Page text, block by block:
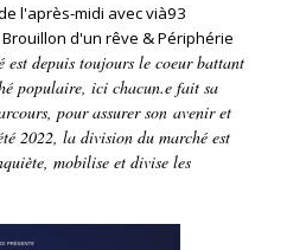
l'après-midi avec vià93
d'un rêve & Périphérie
est depuis toujours le coeur battant
populaire, ici chacun.e fait sa
pour assurer son avenir et
2022, la division du marché est
mobilise et divise les